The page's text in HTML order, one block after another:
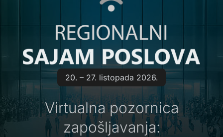
20. – 27. listopada 2026.
Virtualna pozornica
zapošljavanja: